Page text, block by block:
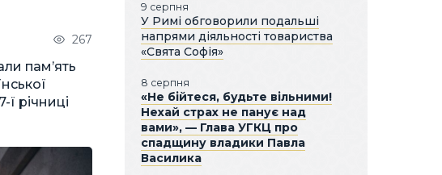
267
пам’ять
ї річниці
9 серпня
У Римі обговорили подальші
напрями діяльності товариства
«Свята Софія»
8 серпня
«Не бійтеся, будьте вільними!
Нехай страх не панує над
вами», — Глава УГКЦ про
спадщину владики Павла
Василика